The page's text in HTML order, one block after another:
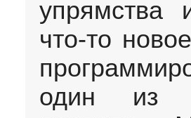
упрямства
что-то
один из